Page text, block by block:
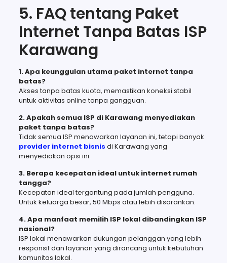
5. FAQ tentang Paket
Internet Tanpa Batas ISP
Karawang
1. Apa keunggulan utama paket internet tanpa
batas?
Akses tanpa batas kuota, memastikan koneksi stabil
untuk aktivitas online tanpa gangguan.
2. Apakah semua ISP di Karawang menyediakan
paket tanpa batas?
Tidak semua ISP menawarkan layanan ini, tetapi banyak
provider internet bisnis di Karawang yang
menyediakan opsi ini.
3. Berapa kecepatan ideal untuk internet rumah
tangga?
Kecepatan ideal tergantung pada jumlah pengguna.
Untuk keluarga besar, 50 Mbps atau lebih disarankan.
4. Apa manfaat memilih ISP lokal dibandingkan ISP
nasional?
ISP lokal menawarkan dukungan pelanggan yang lebih
responsif dan layanan yang dirancang untuk kebutuhan
komunitas lokal.